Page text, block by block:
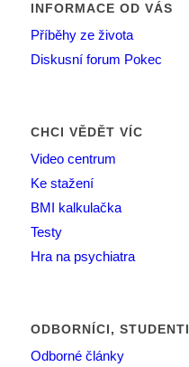
INFORMACE OD VÁS
Příběhy ze života
Diskusní forum Pokec
CHCI VĚDĚT VÍC
Video centrum
Ke stažení
BMI kalkulačka
Testy
Hra na psychiatra
ODBORNÍCI, STUDENTI
Odborné články